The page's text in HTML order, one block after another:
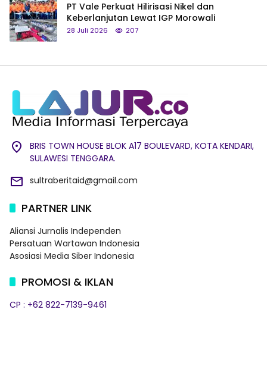
PT Vale Perkuat Hilirisasi Nikel dan
Keberlanjutan Lewat IGP Morowali
28 Juli 2026 207
BRIS TOWN HOUSE BLOK A17 BOULEVARD, KOTA KENDARI,
SULAWESI TENGGARA.
sultraberitaid@gmail.com
PARTNER LINK
Aliansi Jurnalis Independen
Persatuan Wartawan Indonesia
Asosiasi Media Siber Indonesia
PROMOSI & IKLAN
CP : +62 822-7139-9461